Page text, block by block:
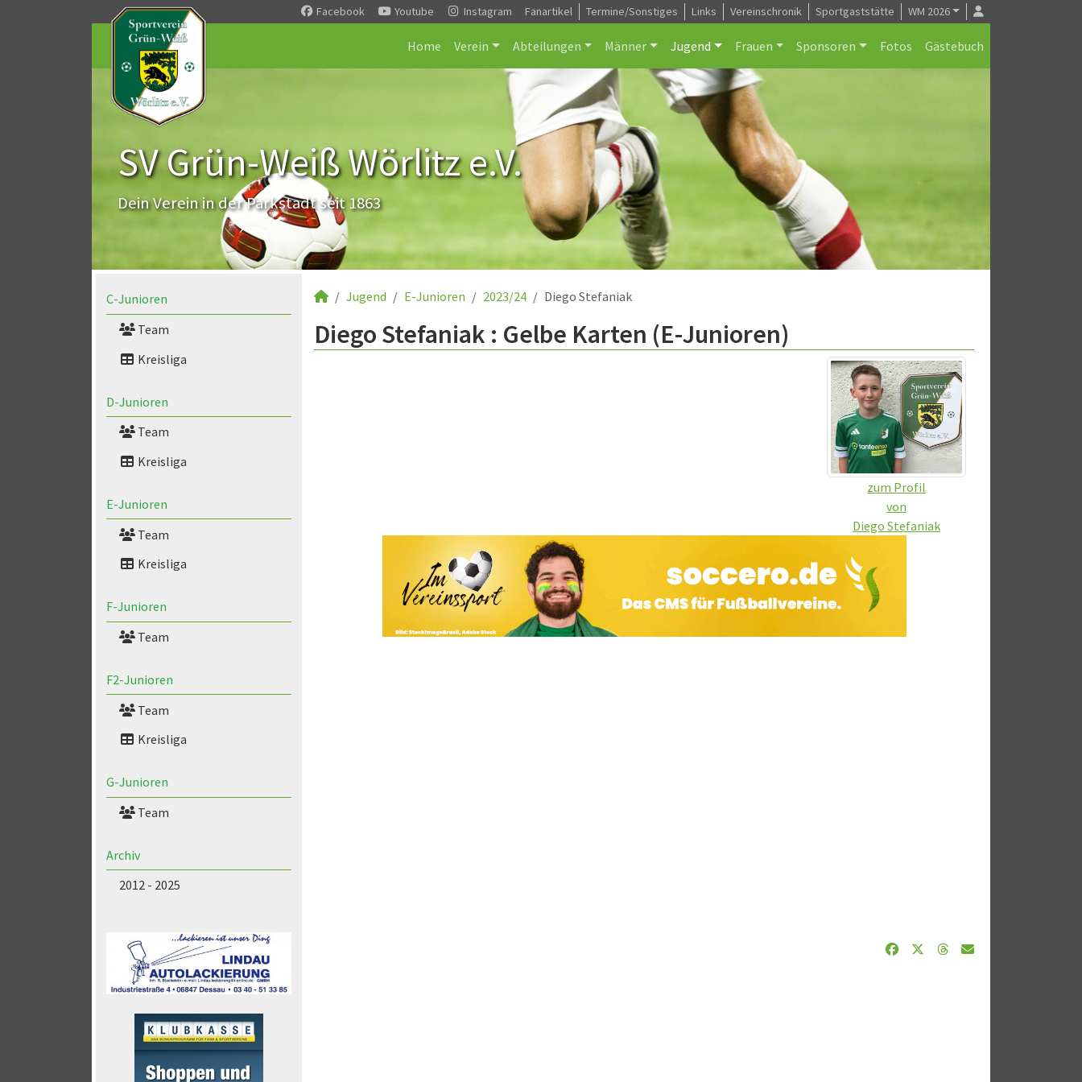
Facebook Youtube Instagram Fanartikel Termine/Sonstiges Links Vereinschronik Sportgaststätte WM 2026
Home Verein Abteilungen Männer Jugend Frauen Sponsoren Fotos Gästebuch
SV Grün-Weiß Wörlitz e.V.
Dein Verein in der Parkstadt seit 1863
C-Junioren
Team
Kreisliga
D-Junioren
Team
Kreisliga
E-Junioren
Team
Kreisliga
F-Junioren
Team
F2-Junioren
Team
Kreisliga
G-Junioren
Team
Archiv
2012 - 2025
Jugend E-Junioren 2023/24 Diego Stefaniak
Diego Stefaniak : Gelbe Karten (E-Junioren)
zum Profil
von
Diego Stefaniak